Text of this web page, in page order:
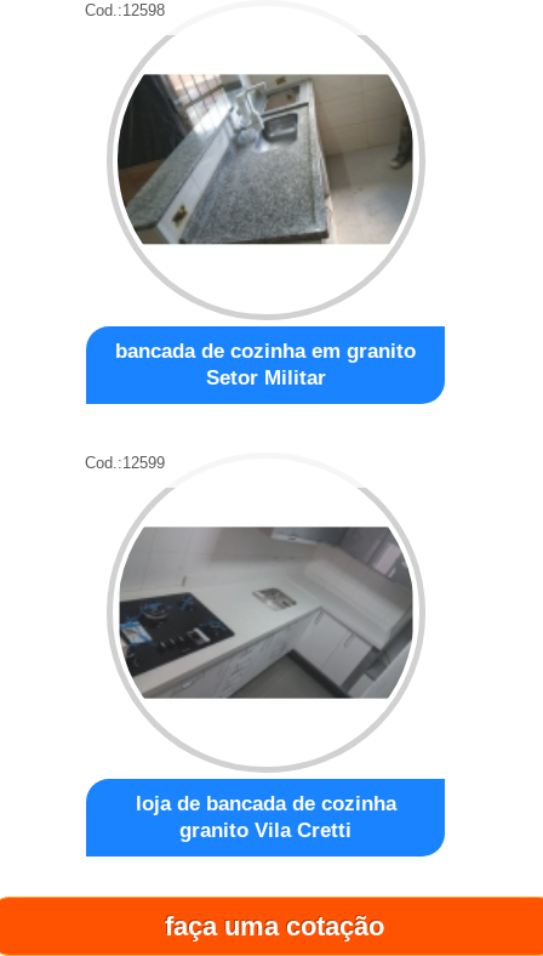
faça uma cotação
Cod.:12598
bancada de cozinha em granito
Setor Militar
Cod.:12599
loja de bancada de cozinha
granito Vila Cretti
12600